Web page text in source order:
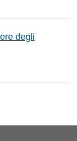
degli